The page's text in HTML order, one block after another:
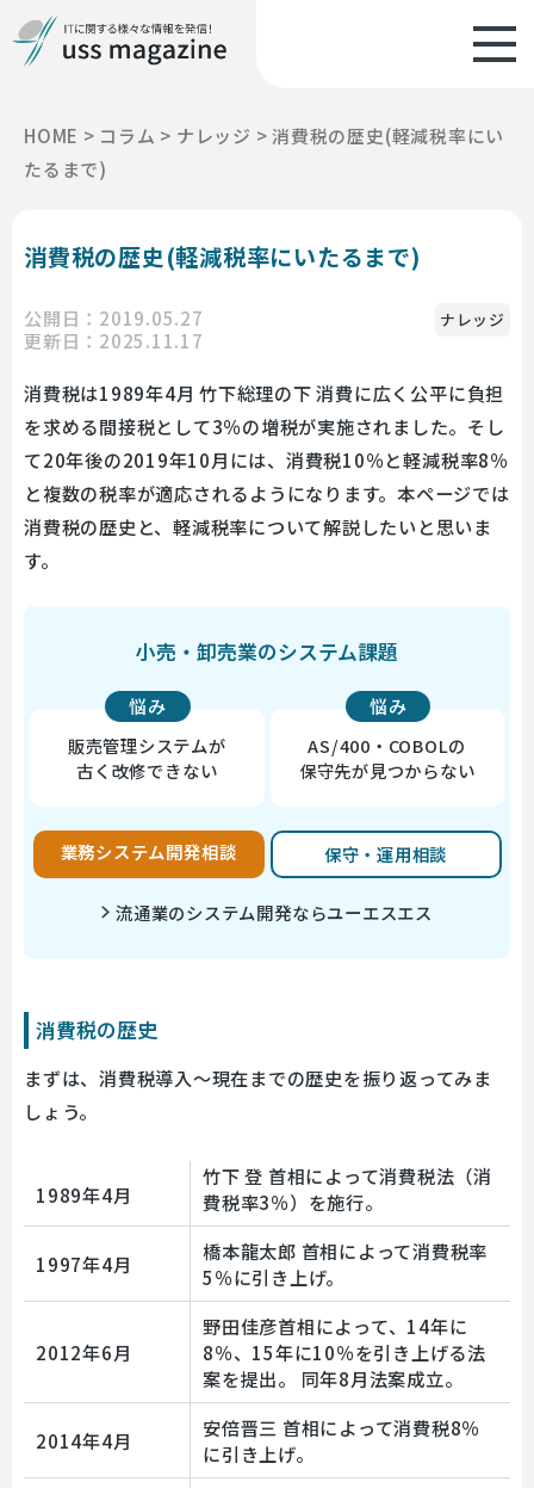
HOME > コラム > ナレッジ >消費税の歴史(軽減税率にい
たるまで)
消費税の歴史(軽減税率にいたるまで)
公開日：2019.05.27
更新日：2025.11.17
ナレッジ
消費税は1989年4月 竹下総理の下 消費に広く公平に負担
を求める間接税として3％の増税が実施されました。そし
て20年後の2019年10月には、消費税10％と軽減税率8％
と複数の税率が適応されるようになります。本ページでは
消費税の歴史と、軽減税率について解説したいと思いま
す。
小売・卸売業のシステム課題
悩み
販売管理システムが
古く改修できない
悩み
AS/400・COBOLの
保守先が見つからない
業務システム開発相談 保守・運用相談
流通業のシステム開発ならユーエスエス
消費税の歴史
まずは、消費税導入～現在までの歴史を振り返ってみま
しょう。
1989年4月
竹下 登 首相によって消費税法（消
費税率3％）を施行。
1997年4月
橋本龍太郎 首相によって消費税率
5％に引き上げ。
2012年6月
野田佳彦首相によって、14年に
8％、15年に10％を引き上げる法
案を提出。 同年8月法案成立。
2014年4月
安倍晋三 首相によって消費税8％
に引き上げ。